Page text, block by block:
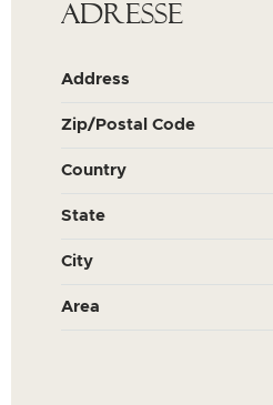
Adresse
Address
Zip/Postal Code
Country
State
City
Area